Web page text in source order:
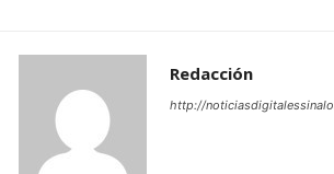
Redacción
http://